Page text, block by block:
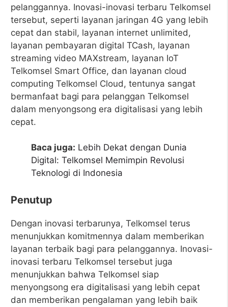
pelanggannya. Inovasi-inovasi terbaru Telkomsel
tersebut, seperti layanan jaringan 4G yang lebih
cepat dan stabil, layanan internet unlimited,
layanan pembayaran digital TCash, layanan
streaming video MAXstream, layanan IoT
Telkomsel Smart Office, dan layanan cloud
computing Telkomsel Cloud, tentunya sangat
bermanfaat bagi para pelanggan Telkomsel
dalam menyongsong era digitalisasi yang lebih
cepat.
Baca juga: Lebih Dekat dengan Dunia
Digital: Telkomsel Memimpin Revolusi
Teknologi di Indonesia
Penutup
Dengan inovasi terbarunya, Telkomsel terus
menunjukkan komitmennya dalam memberikan
layanan terbaik bagi para pelanggannya. Inovasi-
inovasi terbaru Telkomsel tersebut juga
menunjukkan bahwa Telkomsel siap
menyongsong era digitalisasi yang lebih cepat
dan memberikan pengalaman yang lebih baik